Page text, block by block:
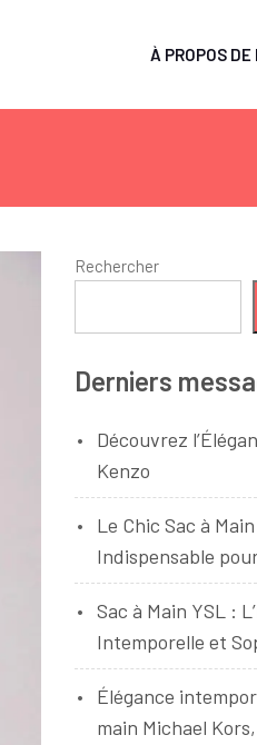
À PROPOS DE
Rechercher
Derniers
Découvrez
Kenzo
Le Chic Sac à
Indispensable
Sac à Main YSL :
Intemporelle et
Élégance
main Michael